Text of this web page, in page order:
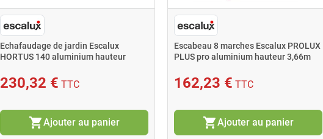
Echafaudage de jardin Escalux
HORTUS 140 aluminium hauteur
230,32 € TTC
shopping_cartAjouter au panier
Escabeau 8 marches Escalux PROLUX
PLUS pro aluminium hauteur 3,66m
162,23 € TTC
shopping_cartAjouter au panier